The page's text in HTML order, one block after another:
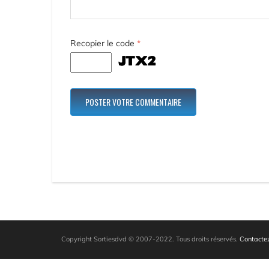
Recopier le code *
Copyright Sortiesdvd © 2007-2022. Tous droits réservés.